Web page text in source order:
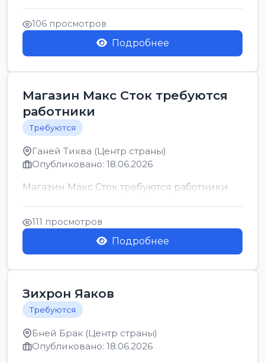
позицию возможна дом...
106 просмотров
Подробнее
Магазин Макс Сток требуются
работники
Требуются
Ганей Тиква (Центр страны)
Опубликовано: 18.06.2026
Магазин Макс Сток требуются работники
111 просмотров
Подробнее
Зихрон Яаков
Требуются
Бней Брак (Центр страны)
Опубликовано: 18.06.2026